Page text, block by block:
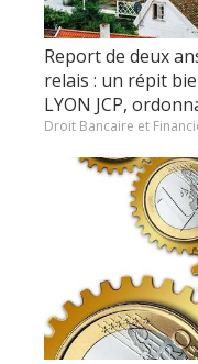
Report de deux
relais : un répit
LYON JCP,
Droit Bancaire et